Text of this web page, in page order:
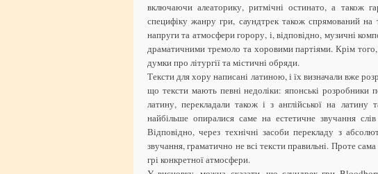
включаючи алеаторику, ритмічні остинато, а також
специфіку жанру гри, саундтрек також спрямований на
напруги та атмосфери горору, і, відповідно, музичні
драматичними тремоло та хоровими партіями. Крім
думки про літургії та містичні обряди.
Тексти для хору написані латиною, і їх визначали вже
що тексти мають певні недоліки: японські розробники
латину, перекладали також і з англійської на
найбільше опиралися саме на естетичне звучання
Відповідно, через технічні засоби перекладу з
звучання, граматично не всі тексти правильні. Проте
грі конкретної атмосфери.